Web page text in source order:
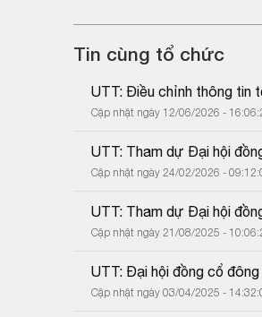
Tin cùng tổ chức
UTT: Điều chỉnh thông tin
Cập nhật ngày 12/06/2026 -
UTT: Tham dự Đại hội
Cập nhật ngày 24/02/2026 -
UTT: Tham dự Đại hội
Cập nhật ngày 21/08/2025 -
UTT: Đại hội đồng cổ
Cập nhật ngày 03/04/2025 -